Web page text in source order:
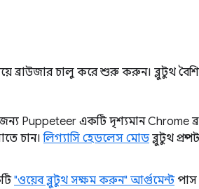
ব্রাউজার চালু করে শুরু করুন। ব্লুটুথ
Puppeteer একটি দৃশ্যমান Chrome
চান।লিগ্যাসি হেডলেস মোডব্লুটুথ
"ওয়েব ব্লুটুথ সক্ষম করুন" আর্গুমেন্টপাস